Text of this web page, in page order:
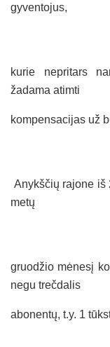
gyventojus,
kurie nepritars
žadama atimti
kompensacijas už
Anykščių rajone iš
metų
gruodžio mėnesį
negu trečdalis
abonentų, t.y. 1